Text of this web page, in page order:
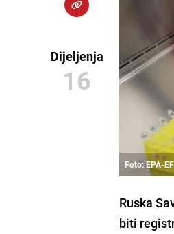
Dijeljenja
16
Foto: EPA-
Ruska
biti